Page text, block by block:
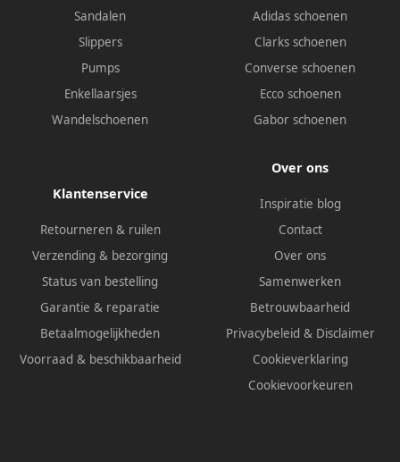
Sandalen
Slippers
Pumps
Enkellaarsjes
Wandelschoenen
Adidas schoenen
Clarks schoenen
Converse schoenen
Ecco schoenen
Gabor schoenen
Klantenservice
Retourneren & ruilen
Verzending & bezorging
Status van bestelling
Garantie & reparatie
Betaalmogelijkheden
Voorraad & beschikbaarheid
Over ons
Inspiratie blog
Contact
Over ons
Samenwerken
Betrouwbaarheid
Privacybeleid & Disclaimer
Cookieverklaring
Cookievoorkeuren